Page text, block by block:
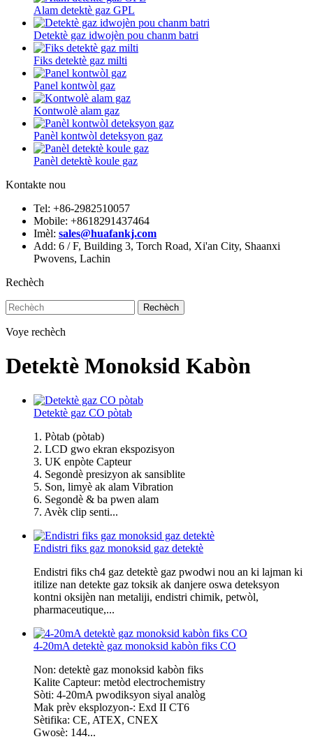
Alam detektè gaz GPL
Detektè gaz idwojèn pou chanm batri
Fiks detektè gaz milti
Panel kontwòl gaz
Kontwolè alam gaz
Panèl kontwòl deteksyon gaz
Panèl detektè koule gaz
Kontakte nou
Tel: +86-2982510057
Mobile: +8618291437464
Imèl: sales@huafankj.com
Add: 6 / F, Building 3, Torch Road, Xi'an City, Shaanxi
Pwovens, Lachin
Rechèch
Rechèch
Voye rechèch
Detektè Monoksid Kabòn
Detektè gaz CO pòtab
1. Pòtab (pòtab)
2. LCD gwo ekran ekspozisyon
3. UK enpòte Capteur
4. Segondè presizyon ak sansiblite
5. Son, limyè ak alam Vibration
6. Segondè & ba pwen alam
7. Avèk clip senti...
Endistri fiks gaz monoksid gaz detektè
Endistri fiks ch4 gaz detektè gaz pwodwi nou an ki lajman ki
itilize nan detekte gaz toksik ak danjere oswa deteksyon
kontni oksijèn nan metaliji, endistri chimik, petwòl,
pharmaceutique,...
4-20mA detektè gaz monoksid kabòn fiks CO
Non: detektè gaz monoksid kabòn fiks
Kalite Capteur: metòd electrochemistry
Sòti: 4-20mA pwodiksyon siyal analòg
Mak prèv eksplozyon-: Exd II CT6
Sètifika: CE, ATEX, CNEX
Gwosè: 144...